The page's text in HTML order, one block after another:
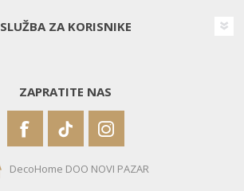
SLUŽBA ZA KORISNIKE
ZAPRATITE NAS
DecoHome DOO NOVI PAZAR